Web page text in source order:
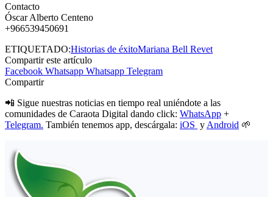
Contacto
Óscar Alberto Centeno
+966539450691
ETIQUETADO:Historias de éxitoMariana Bell Revet
Compartir este artículo
Facebook Whatsapp Whatsapp Telegram
Compartir
📲 Sigue nuestras noticias en tiempo real uniéndote a las
comunidades de Caraota Digital dando click: WhatsApp +
Telegram. También tenemos app, descárgala: iOS y Android 🌱